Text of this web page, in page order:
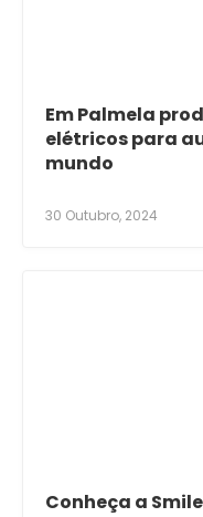
Em Palmela
elétricos para
mundo
30 Outubro, 2024
Conheça a